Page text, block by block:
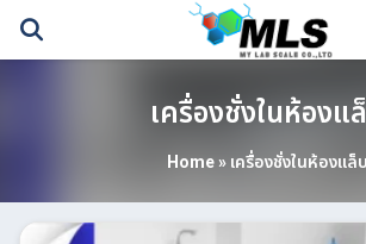
Skip
เครื่องชั่งในห้องแ
Home» เครื่องชั่งในห้องแล็บ